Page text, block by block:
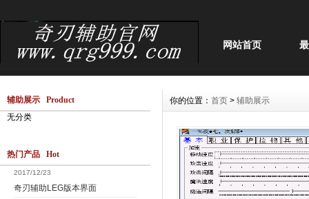
网站首页
辅助展示 Product
无分类
热门产品 Hot
2017/12/23
奇刃辅助LEG版本界面
你的位置： 首页 > 辅助展示